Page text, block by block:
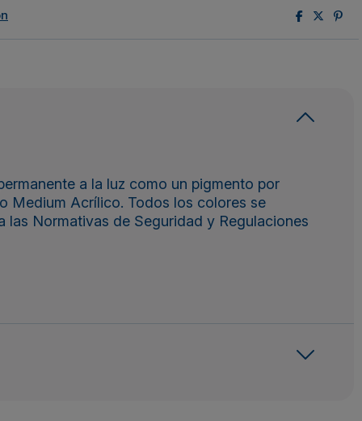
a la luz como un pigmento por
Medium Acrílico. Todos los colores se
Normativas de Seguridad y Regulaciones